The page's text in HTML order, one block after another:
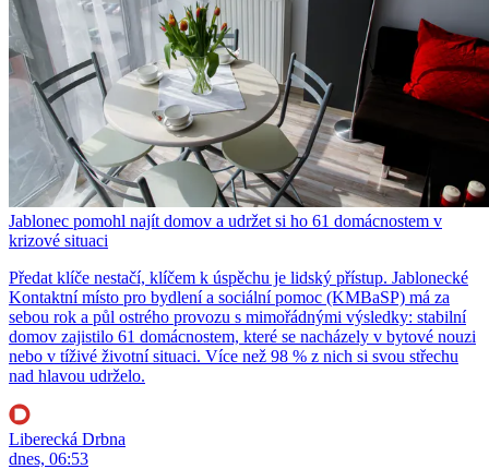
Jablonec pomohl najít domov a udržet si ho 61 domácnostem v
krizové situaci
Předat klíče nestačí, klíčem k úspěchu je lidský přístup. Jablonecké
Kontaktní místo pro bydlení a sociální pomoc (KMBaSP) má za
sebou rok a půl ostrého provozu s mimořádnými výsledky: stabilní
domov zajistilo 61 domácnostem, které se nacházely v bytové nouzi
nebo v tíživé životní situaci. Více než 98 % z nich si svou střechu
nad hlavou udrželo.
Liberecká Drbna
dnes, 06:53